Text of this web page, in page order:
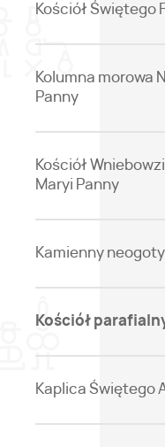
Kościół Świętego
Kolumna morowa
Panny
Kościół
Maryi Panny
Kamienny
Kościół
Kaplica Świętego